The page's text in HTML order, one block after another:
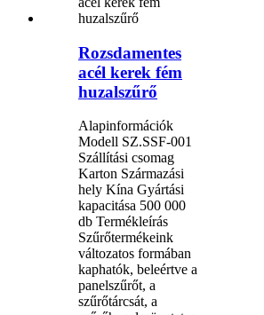
Rozsdamentes
acél kerek fém
huzalszűrő
Alapinformációk
Modell SZ.SSF-001
Szállítási csomag
Karton Származási
hely Kína Gyártási
kapacitása 500 000
db Termékleírás
Szűrőtermékeink
változatos formában
kaphatók, beleértve a
panelszűrőt, a
szűrőtárcsát, a